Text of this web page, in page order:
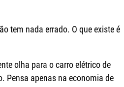
tem nada errado. O que existe é
olha para o carro elétrico de
Pensa apenas na economia de